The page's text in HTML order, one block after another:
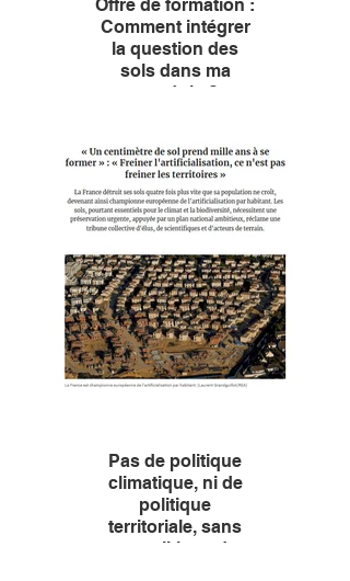
Offre de formation :
Comment intégrer
la question des
sols dans ma
stratégie ?
foncière a conçu une offre de
formation à destination des
professionnels, des dirigeants
et des élus, des organisations
aussi bien privées que
publiques ou associatives.
intégrer la question des sols
dans sa stratégie d’entreprise
ou de collectivité.
La première journée aura lieu
le 25 juin 2026 à Paris.
Pré-inscrivez vous afin d'être
tenus au courant et d'y
participer.
Pas de politique
climatique, ni de
politique
territoriale, sans
une politique des